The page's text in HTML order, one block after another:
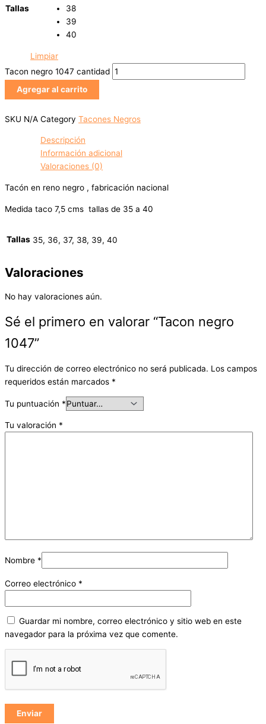
Tallas
38
39
40
Limpiar
Tacon negro 1047 cantidad
Agregar al carrito
SKU N/A Category Tacones Negros
Descripción
Información adicional
Valoraciones (0)
Tacón en reno negro , fabricación nacional
Medida taco 7,5 cms tallas de 35 a 40
Tallas 35, 36, 37, 38, 39, 40
Valoraciones
No hay valoraciones aún.
Sé el primero en valorar “Tacon negro
1047”
Tu dirección de correo electrónico no será publicada. Los campos
requeridos están marcados *
Tu puntuación *
Tu valoración *
Nombre *
Correo electrónico *
Guardar mi nombre, correo electrónico y sitio web en este
navegador para la próxima vez que comente.